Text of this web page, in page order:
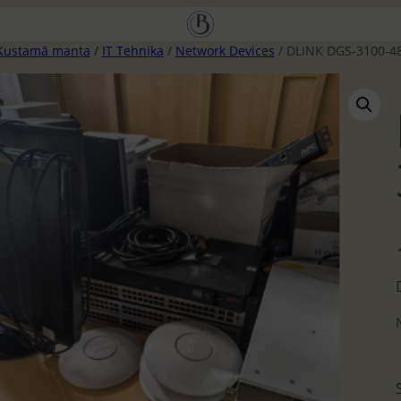
manta / IT Tehnika / Network Devices / DLINK DGS-3100-